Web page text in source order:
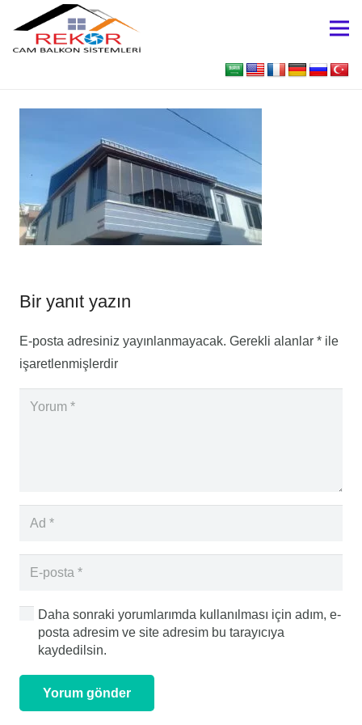
Bir yanıt yazın
E-posta adresiniz yayınlanmayacak. Gerekli alanlar * ile
işaretlenmişlerdir
Daha sonraki yorumlarımda kullanılması için adım, e-
posta adresim ve site adresim bu tarayıcıya
kaydedilsin.
Yorum gönder